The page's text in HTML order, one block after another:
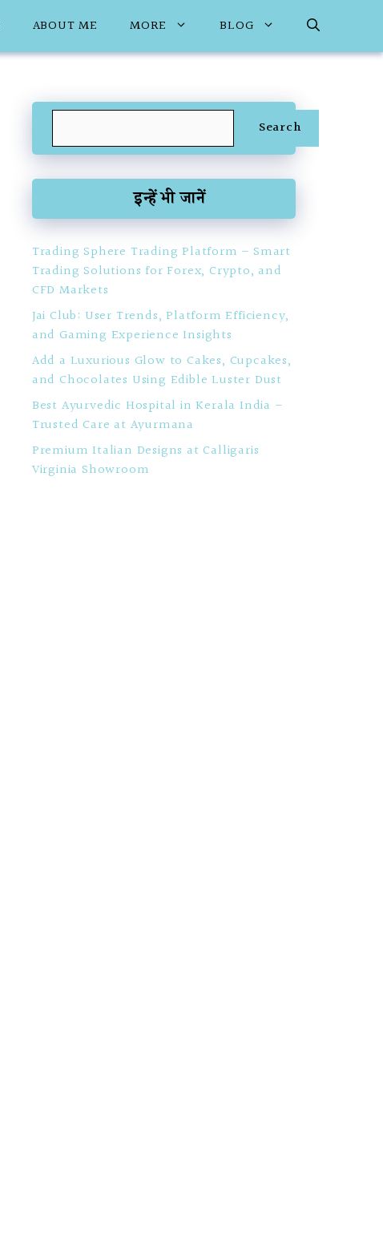
ABOUT ME MORE BLOG
Search
इन्हें भी जानें
Trading Sphere Trading Platform – Smart
Trading Solutions for Forex, Crypto, and
CFD Markets
Jai Club: User Trends, Platform Efficiency,
and Gaming Experience Insights
Add a Luxurious Glow to Cakes, Cupcakes,
and Chocolates Using Edible Luster Dust
Best Ayurvedic Hospital in Kerala India –
Trusted Care at Ayurmana
Premium Italian Designs at Calligaris
Virginia Showroom